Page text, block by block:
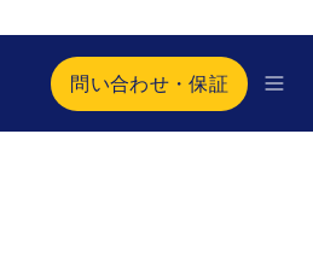
問い合わせ・保証